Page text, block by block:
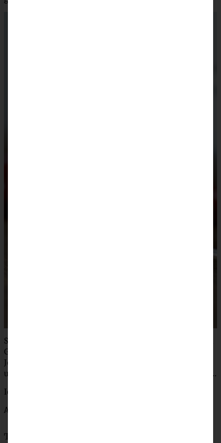
So, das war’s… ich hoffe, es war ein Küchlein nach Eurem
Geschmack dabei… Übrigens: Sommer im Glas mit
Johannisbeeren hätte ich auch zu bieten in Form meiner
unglaublich leckeren
..
Ich wünsch’ Euch was!
Andrea
Teile das Rezept